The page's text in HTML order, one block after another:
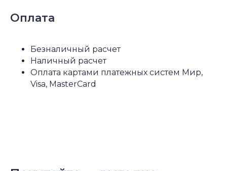
Оплата
Безналичный расчет
Наличный расчет
Оплата картами платежных систем Мир,
Visa, MasterCard